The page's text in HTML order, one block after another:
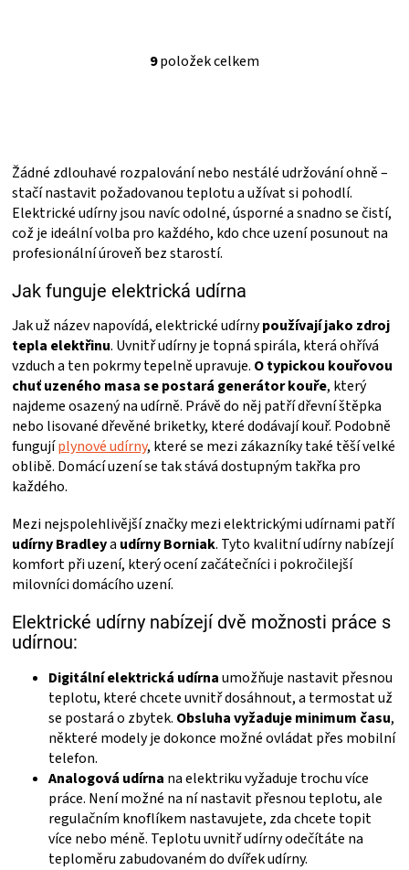
O
c
í
p
v
k
v
p
i
s
u
9položek celkem
Žádné zdlouhavé rozpalování nebo nestálé udržování ohně –
stačí nastavit požadovanou teplotu a užívat si pohodlí.
Elektrické udírny jsou navíc odolné, úsporné a snadno se čistí,
což je ideální volba pro každého, kdo chce uzení posunout na
profesionální úroveň bez starostí.
Jak funguje elektrická udírna
Jak už název napovídá, elektrické udírnypoužívají jako zdroj
tepla elektřinu. Uvnitř udírny je topná spirála, která ohřívá
vzduch a ten pokrmy tepelně upravuje. O typickou kouřovou
chuť uzeného masa se postará generátor kouře, který
najdeme osazený na udírně. Právě do něj patří dřevní štěpka
nebo lisované dřevěné briketky, které dodávají kouř. Podobně
fungujíplynové udírny, které se mezi zákazníky také těší velké
oblibě. Domácí uzení se tak stává dostupným takřka pro
každého.
Mezi nejspolehlivější značky mezi elektrickými udírnami patří
udírny Bradleya udírny Borniak. Tyto kvalitní udírny nabízejí
komfort při uzení, který ocení začátečníci i pokročilejší
milovníci domácího uzení.
Elektrické udírny nabízejí dvě možnosti práce s
udírnou:
Digitální elektrická udírnaumožňuje nastavit přesnou
teplotu, které chcete uvnitř dosáhnout, a termostat už
se postará o zbytek. Obsluha vyžaduje minimum času,
některé modely je dokonce možné ovládat přes mobilní
telefon.
Analogová udírna na elektriku vyžaduje trochu více
práce. Není možné na ní nastavit přesnou teplotu, ale
regulačním knoflíkem nastavujete, zda chcete topit
více nebo méně. Teplotu uvnitř udírny odečítáte na
teploměru zabudovaném do dvířek udírny.